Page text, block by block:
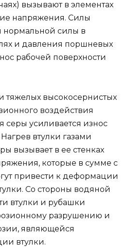
вызывают в элементах
напряжения. Силы
нормальной силы в
и давления поршневых
рабочей поверхности
тяжелых высокосернистых
воздействия
серы усиливается износ
втулки газами
вызывает в ее стенках
которые в сумме с
привести к деформации
Со стороны водяной
втулки и рубашки
разрушению и
являющейся
втулки.